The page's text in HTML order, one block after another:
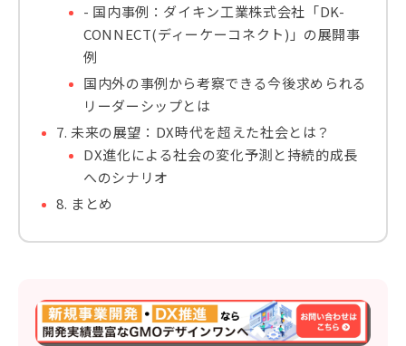
- 国内事例：ダイキン工業株式会社「DK-
CONNECT(ディーケーコネクト)」の展開事
例
国内外の事例から考察できる今後求められる
リーダーシップとは
7. 未来の展望：DX時代を超えた社会とは？
DX進化による社会の変化予測と持続的成長
へのシナリオ
8. まとめ